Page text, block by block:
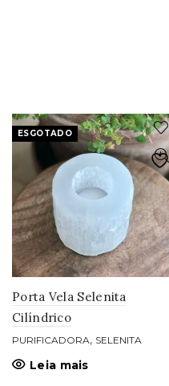
ESGOTADO
Porta Vela Selenita
Cilíndrico
PURIFICADORA, SELENITA
Leia mais